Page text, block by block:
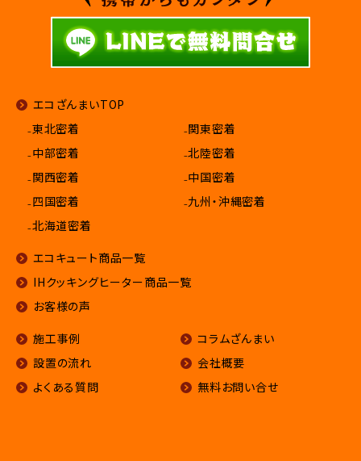
エコざんまいTOP
₋東北密着
₋関東密着
₋中部密着
₋北陸密着
₋関西密着
₋中国密着
₋四国密着
₋九州・沖縄密着
₋北海道密着
エコキュート商品一覧
IHクッキングヒーター商品一覧
お客様の声
施工事例
設置の流れ
よくある質問
コラムざんまい
会社概要
無料お問い合せ